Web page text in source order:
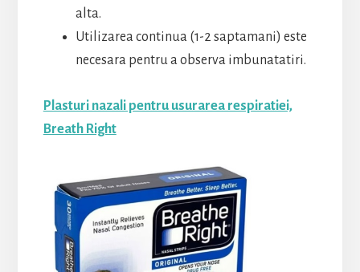
alta.
Utilizarea continua (1-2 saptamani) este
necesara pentru a observa imbunatatiri.
Plasturi nazali pentru usurarea respiratiei,
Breath Right